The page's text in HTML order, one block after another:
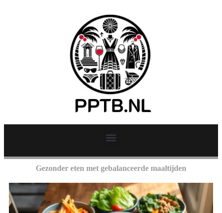
Gezonder eten met gebalanceerde maaltijden